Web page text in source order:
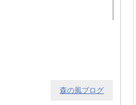
森の風ブログ